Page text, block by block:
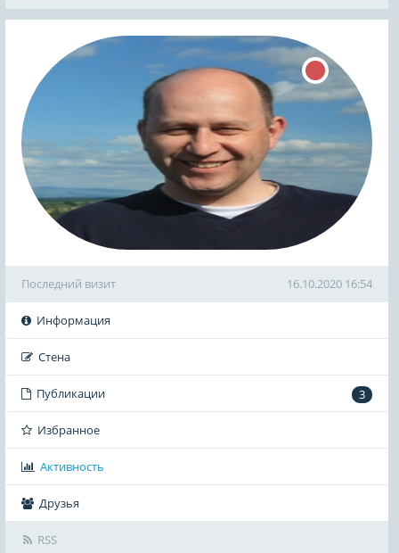
Последний визит 16.10.2020 16:54
Информация
Стена
Публикации 3
Избранное
Активность
Друзья
RSS